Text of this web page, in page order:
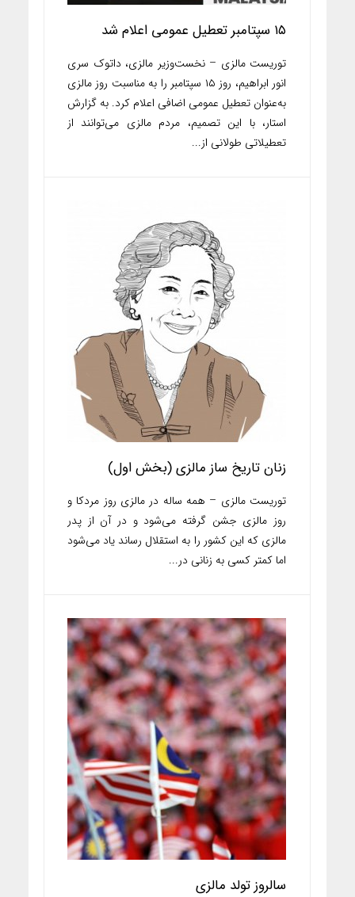
۱۵ سپتامبر تعطیل عمومی اعلام شد
توریست مالزی – نخست‌وزیر مالزی، داتوک سری
انور ابراهیم، روز ۱۵ سپتامبر را به مناسبت روز مالزی
به‌عنوان تعطیل عمومی اضافی اعلام کرد. به گزارش
استار، با این تصمیم، مردم مالزی می‌توانند از
تعطیلاتی طولانی از...
زنان تاریخ‌ ساز مالزی (بخش اول)
توریست مالزی – همه ساله در مالزی روز مردکا و
روز مالزی جشن گرفته می‌شود و در آن از پدر
مالزی که این کشور را به استقلال رساند یاد می‌شود
اما کمتر کسی به زنانی در...
سالروز تولد مالزی